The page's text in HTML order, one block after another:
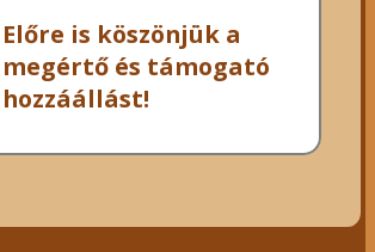
Előre is köszönjük a
megértő és támogató
hozzáállást!